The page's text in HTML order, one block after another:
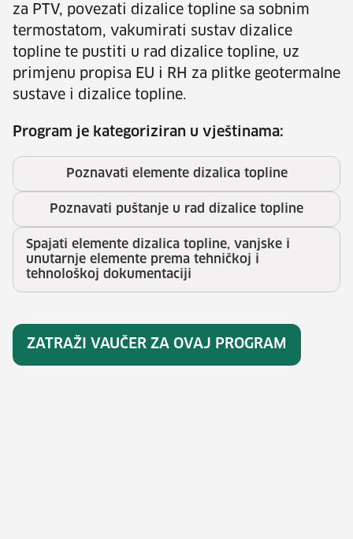
za PTV, povezati dizalice topline sa sobnim
termostatom, vakumirati sustav dizalice
topline te pustiti u rad dizalice topline, uz
primjenu propisa EU i RH za plitke geotermalne
sustave i dizalice topline.
Program je kategoriziran u vještinama:
Poznavati elemente dizalica topline
Poznavati puštanje u rad dizalice topline
Spajati elemente dizalica topline, vanjske i
unutarnje elemente prema tehničkoj i
tehnološkoj dokumentaciji
ZATRAŽI VAUČER ZA OVAJ PROGRAM